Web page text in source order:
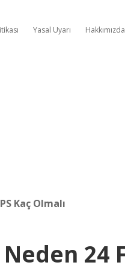
Yasal Uyarı Hakkımızda
Kaç Olmalı
24